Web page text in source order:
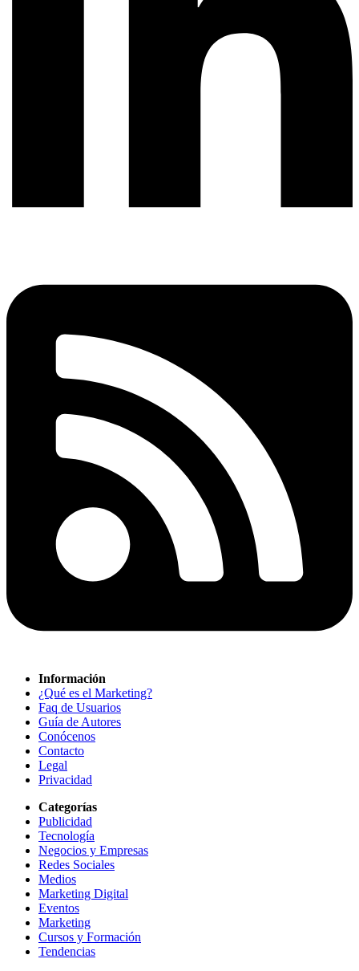
Información
¿Qué es el Marketing?
Faq de Usuarios
Guía de Autores
Conócenos
Contacto
Legal
Privacidad
Categorías
Publicidad
Tecnología
Negocios y Empresas
Redes Sociales
Medios
Marketing Digital
Eventos
Marketing
Cursos y Formación
Tendencias